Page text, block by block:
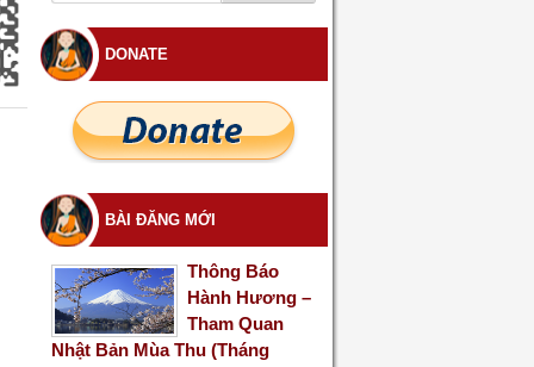
DONATE
BÀI ĐĂNG MỚI
Thông Báo
Hành Hương –
Tham Quan
Nhật Bản Mùa Thu (Tháng